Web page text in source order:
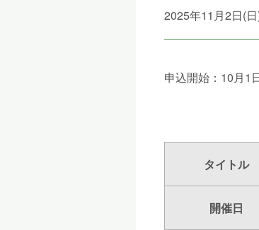
2025年11月2日(
申込開始：10月1
タイトル
開催日